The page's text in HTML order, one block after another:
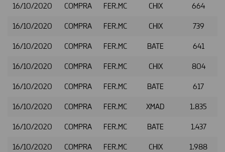
16/10/2020 COMPRA FER.MC CHIX 664
16/10/2020 COMPRA FER.MC CHIX 739
16/10/2020 COMPRA FER.MC BATE 641
16/10/2020 COMPRA FER.MC CHIX 804
16/10/2020 COMPRA FER.MC BATE 617
16/10/2020 COMPRA FER.MC XMAD 1.835
16/10/2020 COMPRA FER.MC BATE 1.437
16/10/2020 COMPRA FER.MC CHIX 1.988